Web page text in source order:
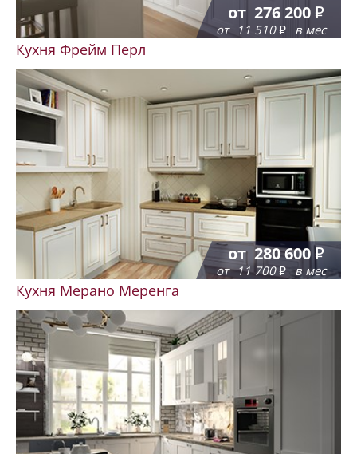
от 276 200
от 11 510 в мес
Кухня Фрейм Перл
от 280 600
от 11 700 в мес
Кухня Мерано Меренга